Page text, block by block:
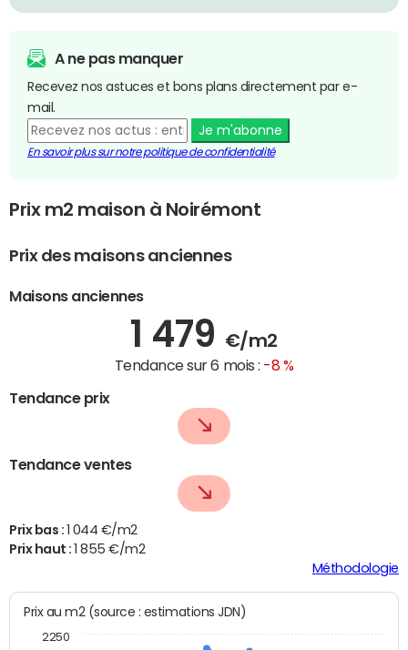
A ne pas manquer
Recevez nos astuces et bons plans directement par e-
mail.
Je m'abonne
En savoir plus sur notre politique de confidentialité
Prix m2 maison à Noirémont
Prix des maisons anciennes
Maisons anciennes
1 479 €/m2
Tendance sur 6 mois : -8 %
Tendance prix
Tendance ventes
Prix bas :
1 044 €/m2
Prix haut :
1 855 €/m2
Méthodologie
Prix au m2 (source : estimations JDN)
2250